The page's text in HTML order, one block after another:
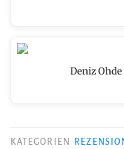
Deniz
KATEGORIEN